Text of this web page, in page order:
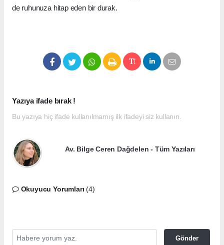
de ruhunuza hitap eden bir durak.
Yazıya ifade bırak !
Bu yazıya hiç ifade kullanılmamış ilk ifadeyi siz kullanın.
Av. Bilge Ceren Dağdelen - Tüm Yazıları
Okuyucu Yorumları(4)
Gönder